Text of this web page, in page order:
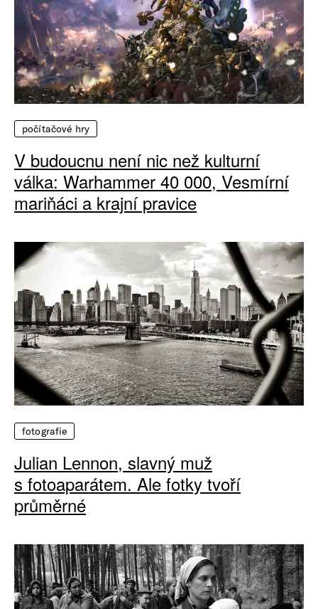
počítačové hry
V budoucnu není nic než kulturní
válka: Warhammer 40 000, Vesmírní
mariňáci a krajní pravice
fotografie
Julian Lennon, slavný muž
s fotoaparátem. Ale fotky tvoří
průměrné